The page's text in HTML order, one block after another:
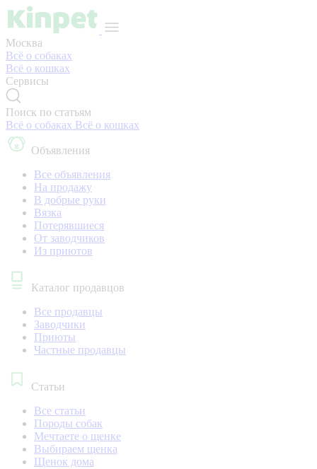
Москва
Всё о собаках
Всё о кошках
Сервисы
Поиск по статьям
Всё о собаках Всё о кошках
Объявления
Все объявления
На продажу
В добрые руки
Вязка
Потерявшиеся
От заводчиков
Из приютов
Каталог продавцов
Все продавцы
Заводчики
Приюты
Частные продавцы
Статьи
Все статьи
Породы собак
Мечтаете о щенке
Выбираем щенка
Щенок дома